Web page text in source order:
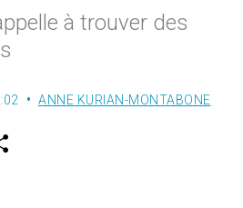
à trouver des
ANNE KURIAN-MONTABONE